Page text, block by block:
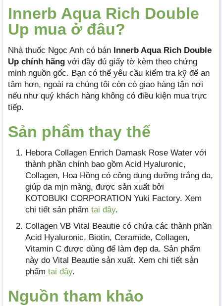
Innerb Aqua Rich Double
Up mua ở đâu?
Nhà thuốc Ngọc Anh có bán Innerb Aqua Rich Double
Up chính hãng với đầy đủ giấy tờ kèm theo chứng
minh nguồn gốc. Bạn có thể yêu cầu kiểm tra kỹ để an
tâm hơn, ngoài ra chúng tôi còn có giao hàng tận nơi
nếu như quý khách hàng không có điều kiện mua trực
tiếp.
Sản phẩm thay thế
Hebora Collagen Enrich Damask Rose Water với
thành phần chính bao gồm Acid Hyaluronic,
Collagen, Hoa Hồng có công dụng dưỡng trắng da,
giúp da mịn màng, được sản xuất bởi
KOTOBUKI CORPORATION Yuki Factory. Xem
chi tiết sản phẩm tại đây.
Collagen VB Vital Beautie có chứa các thành phần
Acid Hyaluronic, Biotin, Ceramide, Collagen,
Vitamin C được dùng để làm đẹp da. Sản phẩm
này do Vital Beautie sản xuất. Xem chi tiết sản
phẩm tại đây.
Nguồn tham khảo